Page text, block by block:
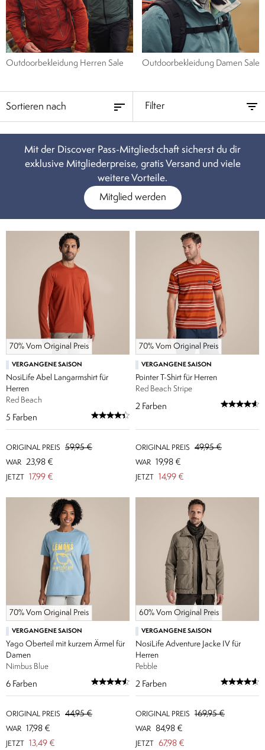
Outdoorbekleidung Herren Sale Outdoorbekleidung Damen Sale
Filter
Mit der Discover Pass-Mitgliedschaft sicherst du dir
exklusive Mitgliederpreise, gratis Versand und viele
weitere Vorteile.
Mitglied werden
70% Vom Original Preis
VERGANGENE SAISON
NosiLife Abel Langarmshirt für
Herren
Red Beach
5 Farben
ORIGINAL PREIS 59,95 €
WAR 23,98 €
JETZT 17,99 €
70% Vom Original Preis
VERGANGENE SAISON
Pointer T-Shirt für Herren
Red Beach Stripe
2 Farben
ORIGINAL PREIS 49,95 €
WAR 19,98 €
JETZT 14,99 €
70% Vom Original Preis
VERGANGENE SAISON
Yago Oberteil mit kurzem Ärmel für
Damen
Nimbus Blue
6 Farben
ORIGINAL PREIS 44,95 €
WAR 17,98 €
JETZT 13,49 €
60% Vom Original Preis
VERGANGENE SAISON
NosiLife Adventure Jacke IV für
Herren
Pebble
2 Farben
ORIGINAL PREIS 169,95 €
WAR 84,98 €
JETZT 67,98 €